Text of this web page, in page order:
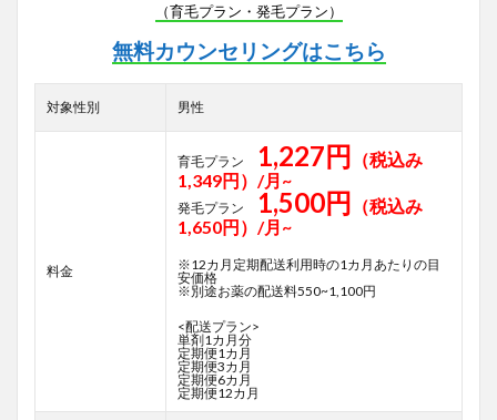
（育毛プラン・発毛プラン）
無料カウンセリングはこちら
対象性別 男性
料金
育毛プラン 1,227円 （税込み
1,349円）/月~
発毛プラン 1,500円 （税込み
1,650円）/月~
※12カ月定期配送利用時の1カ月あたりの目
安価格
※別途お薬の配送料550~1,100円
<配送プラン>
単剤1カ月分
定期便1カ月
定期便3カ月
定期便6カ月
定期便12カ月